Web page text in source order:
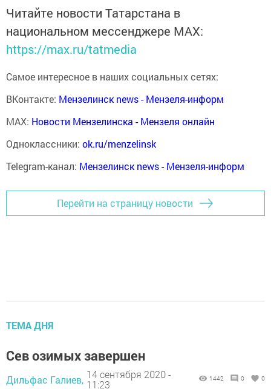
Читайте новости Татарстана в
национальном мессенджере MАХ:
https://max.ru/tatmedia
Самое интересное в наших социальных сетях:
ВКонтакте: Мензелинск news - Мензеля-информ
MAX: Новости Мензелинска - Мензеля онлайн
Одноклассники: ok.ru/menzelinsk
Telegram-канал: Мензелинск news - Мензеля-информ
Перейти на страницу новости
ТЕМА ДНЯ
Сев озимых завершен
Дильфас Галиев, 14 сентября 2020 -
11:23
1442 0 0